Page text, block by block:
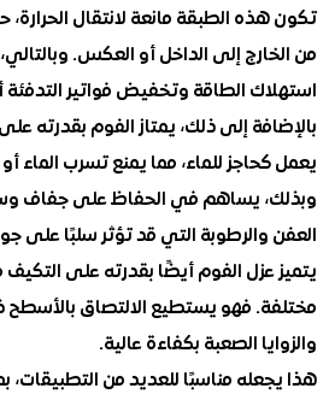
الطبقة مانعة لانتقال الحرارة، حيث تقلل
إلى الداخل أو العكس. وبالتالي،
الطاقة وتخفيض فواتير التدفئة أو
إلى ذلك، يمتاز الفوم بقدرته على منع
للماء، مما يمنع تسرب الماء أو
يساهم في الحفاظ على جفاف وسلامة
التي قد تؤثر سلبًا على جودة
الفوم أيضًا بقدرته على التكيف مع
فهو يستطيع الالتصاق بالأسطح ذات
الصعبة بكفاءة عالية.
مناسبًا للعديد من التطبيقات، بما في